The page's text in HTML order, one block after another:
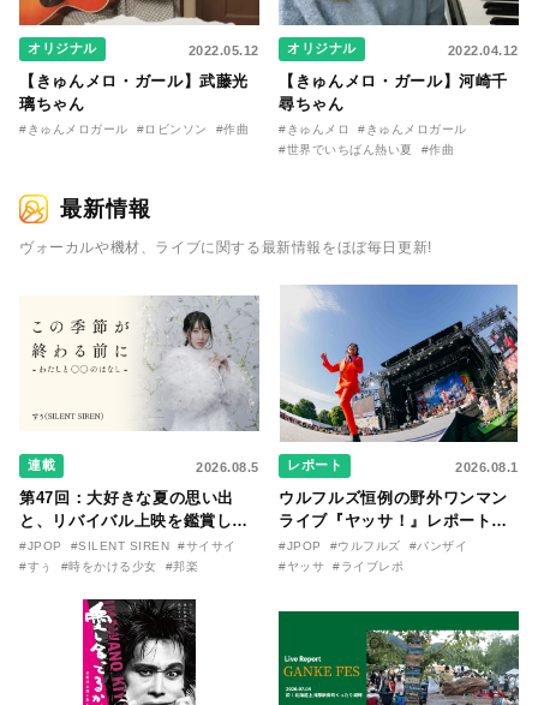
オリジナル 2022.05.12
【きゅんメロ・ガール】武藤光
璃ちゃん
#きゅんメロガール #ロビンソン #作曲
オリジナル 2022.04.12
【きゅんメロ・ガール】河崎千
尋ちゃん
#きゅんメロ
#きゅんメロガール
#世界でいちばん熱い夏
#作曲
最新情報
ヴォーカルや機材、ライブに関する最新情報をほぼ毎日更新!
連載 2026.08.5
第47回：大好きな夏の思い出
と、リバイバル上映を鑑賞した
『時をかける少女』のおはなし
〜SILENT SIREN・すぅ『この
〇のはなし〜』
#JPOP #SILENT SIREN
#サイサイ
#すぅ
#時をかける少女 #邦楽
レポート 2026.08.1
ウルフルズ恒例の野外ワンマン
ライブ『ヤッサ！』レポート！
リリースから30年を迎えたアル
バム『バンザイ』完全再現に、
た日。
#JPOP #ウルフルズ
#バンザイ
#ヤッサ
#ライブレポ